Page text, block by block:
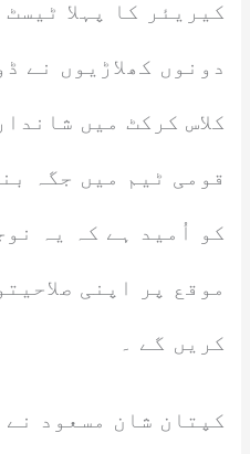
کیریئر کا پہلا
دونوں کھلاڑیوں نے
کلاس کرکٹ میں
قومی ٹیم میں جگہ
کو اُمید ہے کہ یہ
موقع پر اپنی
کریں گے ۔
کپتان شان مسعود نے